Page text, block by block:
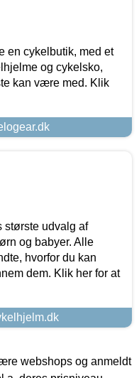
en cykelbutik, med et
og cykelsko,
kan være med. Klik
største udvalg af
og babyer. Alle
hvorfor du kan
dem. Klik her for at
webshops og anmeldt